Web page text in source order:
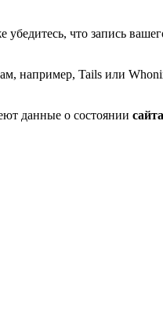
что запись
например, Tails или
данные о состоянии